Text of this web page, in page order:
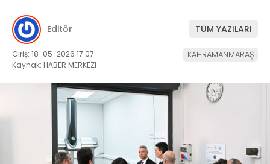
Editör TÜM YAZILARI
Giriş: 18-05-2026 17:07
Kaynak: HABER MERKEZI
KAHRAMANMARAŞ